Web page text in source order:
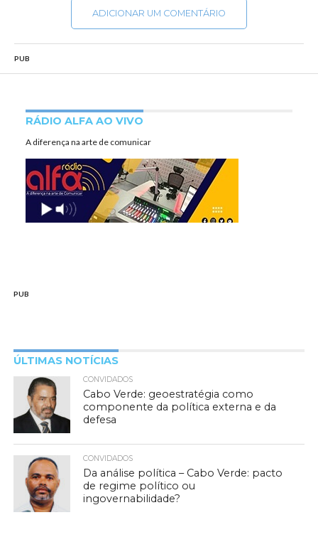
ADICIONAR UM COMENTÁRIO
PUB
RÁDIO ALFA AO VIVO
A diferença na arte de comunicar
PUB
ÚLTIMAS NOTÍCIAS
CONVIDADOS
Cabo Verde: geoestratégia como
componente da política externa e da
defesa
CONVIDADOS
Da análise política – Cabo Verde: pacto
de regime político ou
ingovernabilidade?